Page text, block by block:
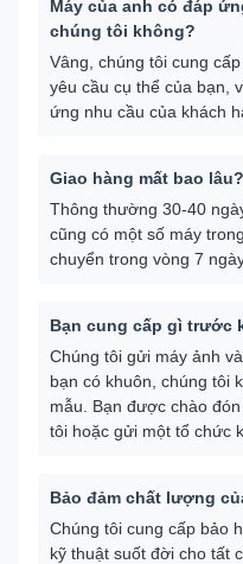
Máy của anh có đáp
chúng tôi không?
Vâng, chúng tôi cung
yêu cầu cụ thể của bạn,
ứng nhu cầu của khách
Giao hàng mất bao lâu?
Thông thường 30-40
cũng có một số máy
chuyển trong vòng 7
Bạn cung cấp gì trước
Chúng tôi gửi máy ảnh
bạn có khuôn, chúng tôi
mẫu. Bạn được chào
tôi hoặc gửi một tổ chức
Bảo đảm chất lượng
Chúng tôi cung cấp bảo
kỹ thuật suốt đời cho tất